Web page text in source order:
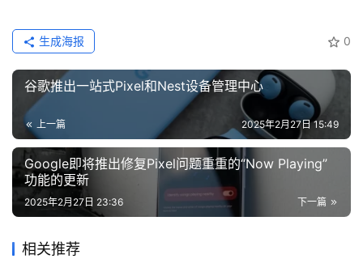
0
生成海报
谷歌推出一站式Pixel和Nest设备管理中心
上一篇 2025年2月27日 15:49
Google即将推出修复Pixel问题重重的“Now Playing”
功能的更新
下一篇
2025年2月27日 23:36
相关推荐